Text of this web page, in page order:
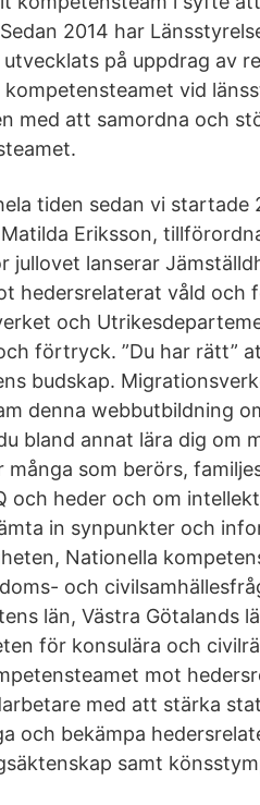
2014 har
på uppdrag av
vid
med att samordna och
tiden sedan vi
Eriksson,
jullovet lanserar
hedersrelaterat våld och
och
förtryck. ”Du har rätt”
budskap.
denna webbutbildning
bland annat lära dig om
många som berörs,
och heder och om
in synpunkter och
Nationella
och
län, Västra Götalands
för konsulära och
mot
med att stärka
och bekämpa
samt